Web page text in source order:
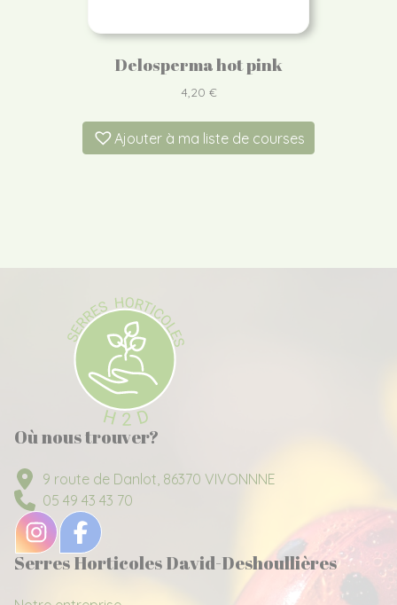
Delosperma hot pink
4,20 €
Ajouter à ma liste de courses
Où nous trouver?
9 route de Danlot, 86370 VIVONNNE
05 49 43 43 70
Serres Horticoles David-Deshoullières